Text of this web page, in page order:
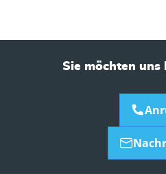
Sie möchten uns